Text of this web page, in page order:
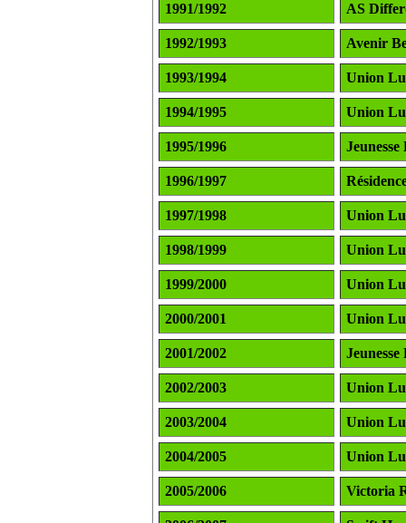
1991/1992 AS
1992/1993 Avenir
1993/1994 Union
1994/1995 Union
1995/1996 Jeunesse
1996/1997
1997/1998 Union
1998/1999 Union
1999/2000 Union
2000/2001 Union
2001/2002 Jeunesse
2002/2003 Union
2003/2004 Union
2004/2005 Union
2005/2006 Victoria